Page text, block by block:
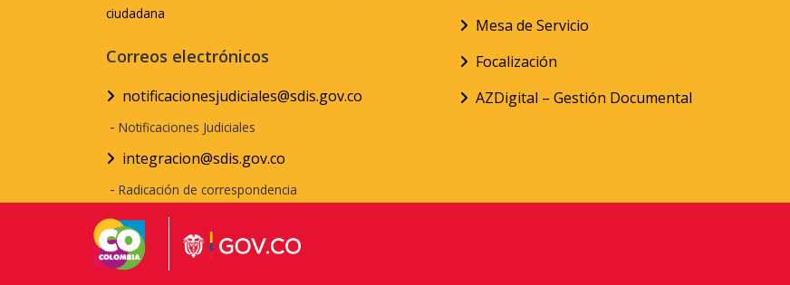
ciudadana
Correos electrónicos
notificacionesjudiciales@sdis.gov.co
- Notificaciones Judiciales
integracion@sdis.gov.co
- Radicación de correspondencia
Mesa de Servicio
Focalización
AZDigital – Gestión Documental